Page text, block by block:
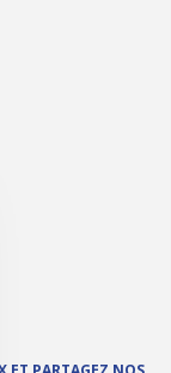
le bandeau des